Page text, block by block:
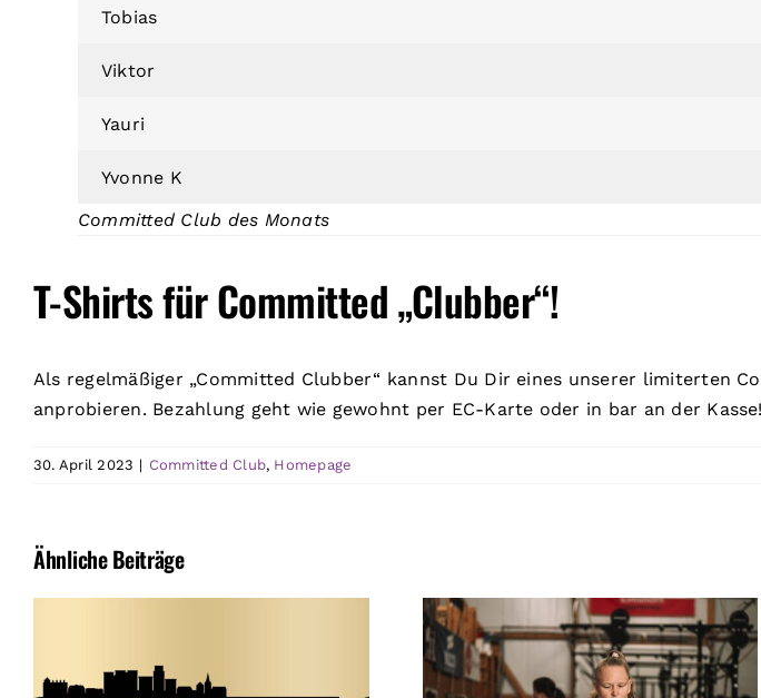
Tobias
Viktor
Yauri
Yvonne K
Committed Club des Monats
T-Shirts für Committed „Clubber“!
Als regelmäßiger „Committed Clubber“ kannst Du Dir eines unserer limiterten
anprobieren. Bezahlung geht wie gewohnt per EC-Karte oder in bar an der
30. April 2023 | Committed Club, Homepage
Ähnliche Beiträge